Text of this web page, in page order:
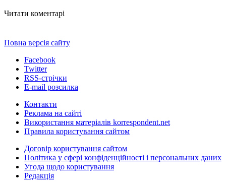
Читати коментарі
Повна версія сайту
Facebook
Twitter
RSS-стрічки
E-mail розсилка
Контакти
Реклама на сайті
Використання матеріалів korrespondent.net
Правила користування сайтом
Договір користування сайтом
Політика у сфері конфіденційності і персональних даних
Угода щодо користування
Редакція